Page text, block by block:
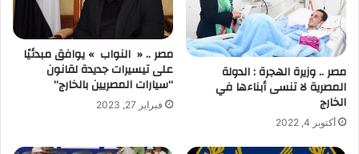
مصر .. وزيرة الهجرة : الدولة
المصرية لا تنسى أبناءها في
الخارج
أكتوبر 4, 2022
مصر .. « النواب » يوافق مبدئيًا
على تيسيرات جديدة لقانون
“سيارات المصريين بالخارج”
فبراير 27, 2023